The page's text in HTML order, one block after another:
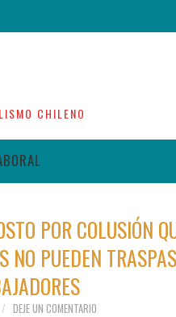
CHILENO
POR COLUSIÓN
NO PUEDEN
DEJE UN COMENTARIO